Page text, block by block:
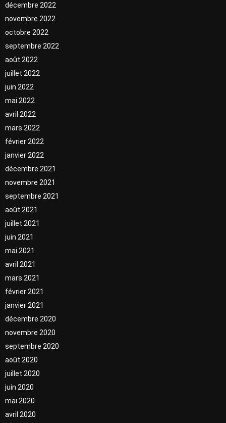
décembre 2022
novembre 2022
octobre 2022
septembre 2022
août 2022
juillet 2022
juin 2022
mai 2022
avril 2022
mars 2022
février 2022
janvier 2022
décembre 2021
novembre 2021
septembre 2021
août 2021
juillet 2021
juin 2021
mai 2021
avril 2021
mars 2021
février 2021
janvier 2021
décembre 2020
novembre 2020
septembre 2020
août 2020
juillet 2020
juin 2020
mai 2020
avril 2020